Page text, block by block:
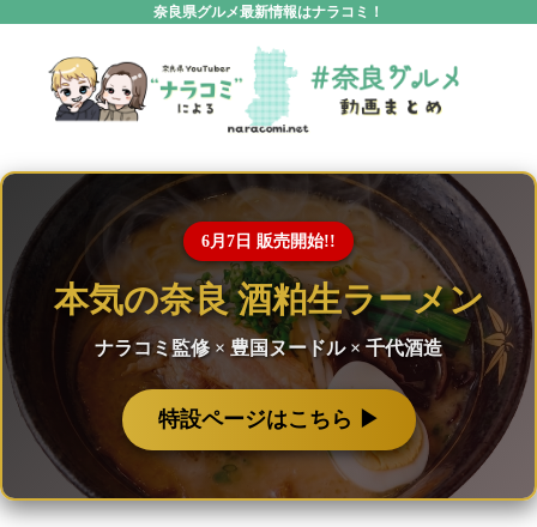
奈良県グルメ最新情報はナラコミ！
6月7日 販売開始!!
本気の奈良 酒粕生ラーメン
ナラコミ監修 × 豊国ヌードル × 千代酒造
特設ページはこちら ▶︎